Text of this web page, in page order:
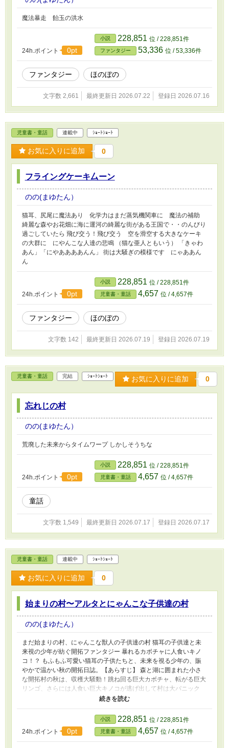
魔法暴走 飴玉の洪水
24h.ポイント 0pt
小説 228,851 位 / 228,851件
ファンタジー 53,336 位 / 53,336件
ファンタジー ほのぼの
文字数 2,661 最終更新日 2026.07.22 登録日 2026.07.16
児童書・童話 連載中 ｼｮｰﾄｼｮｰﾄ
お気に入りに追加 0
フライングケーキ厶ーン
のの(まゆたん）
猫耳、尻尾に魔法あり 化学力はまだ蒸気機関車に 魔法の補助
綺麗な森やお花畑に海に運河の綺麗な街がある王国で・・のんびり
過ごしていたら 飛び交う！飛び交う 空を滑空する大きなケーキ
の大群に にやんこな人達の悲鳴 （猫な亜人ともいう） 「きゃわ
あん」「にやああああんん」 街は大騒ぎの模様です にゃああん
ん
24h.ポイント 0pt
小説 228,851 位 / 228,851件
児童書・童話 4,657 位 / 4,657件
ファンタジー ほのぼの
文字数 142 最終更新日 2026.07.19 登録日 2026.07.19
児童書・童話 完結 ｼｮｰﾄｼｮｰﾄ お気に入りに追加 0
忘れじの村
のの(まゆたん）
荒廃した未来からタイムワープ しかしそうちな
24h.ポイント 0pt
小説 228,851 位 / 228,851件
児童書・童話 4,657 位 / 4,657件
童話
文字数 1,549 最終更新日 2026.07.17 登録日 2026.07.17
児童書・童話 連載中 ｼｮｰﾄｼｮｰﾄ
お気に入りに追加 0
始まりの村〜アルタとにゃんこな子供達の村
のの(まゆたん）
まだ始まりの村、にゃんこな獣人の子供達の村 猫耳の子供達と未
来視の少年が紡ぐ開拓ファンタジー 暴れるカボチャに人食いキノ
コ！？ もふもふ可愛い猫耳の子供たちと、未来を視る少年の、賑
やかで温かい秋の開拓日誌。 ​【あらすじ】 森と湖に囲まれた小さ
な開拓村の秋は、収穫大騒動！跳ね回る巨大カボチャ、転がる巨大
リンゴ、さらには人食い巨大キノコが逃げ出して村は大パニック
に。唖然とする猫耳の少女村長の前に現れたのは、エルフの耳を持
ゃだけど愛おしい村の夜が更けていく。
24h.ポイント 0pt
小説 228,851 位 / 228,851件
児童書・童話 4,657 位 / 4,657件